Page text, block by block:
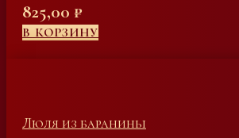
825,00 ₽
В КОРЗИНУ
Люля из баранины